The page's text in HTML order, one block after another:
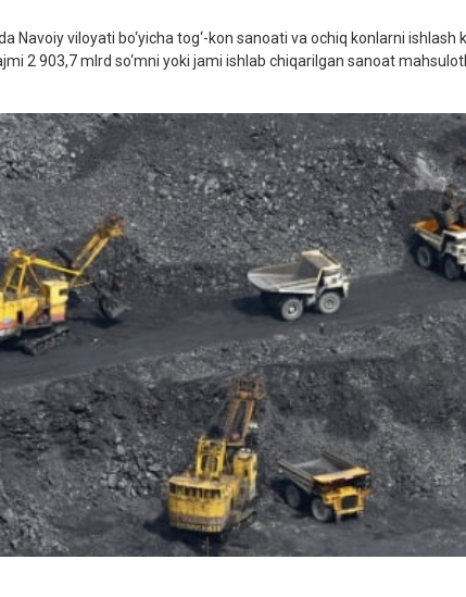
Navoiy viloyati bo‘yicha tog‘-kon sanoati va ochiq konlarni ishlash
2 903,7 mlrd so‘mni yoki jami ishlab chiqarilgan sanoat